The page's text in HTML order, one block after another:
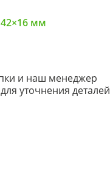
мм
и наш менеджер
уточнения деталей